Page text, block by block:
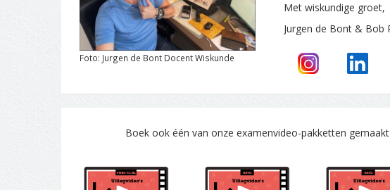
Foto: Jurgen de Bont Docent Wiskunde
Met wiskundige groet,
Jurgen de Bont & Bob
Boek ook één van onze examenvideo-pakketten